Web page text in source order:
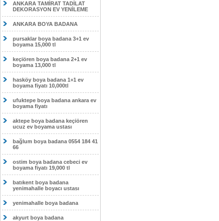
ANKARA TAMİRAT TADİLAT
DEKORASYON EV YENİLEME
ANKARA BOYA BADANA
pursaklar boya badana 3+1 ev
boyama 15,000 tl
keçiören boya badana 2+1 ev
boyama 13,000 tl
hasköy boya badana 1+1 ev
boyama fiyatı 10,000tl
ufuktepe boya badana ankara ev
boyama fiyatı
aktepe boya badana keçiören
ucuz ev boyama ustası
bağlum boya badana 0554 184 41
66
ostim boya badana cebeci ev
boyama fiyatı 19,000 tl
batıkent boya badana
yenimahalle boyacı ustası
yenimahalle boya badana
akyurt boya badana